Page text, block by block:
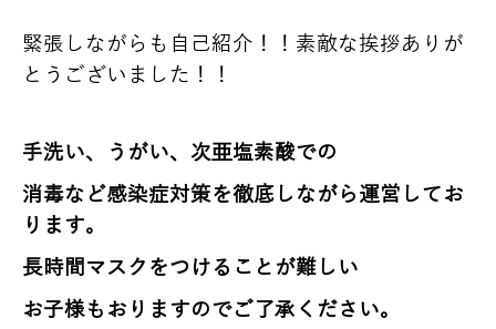
緊張しながらも自己紹介！！素敵な挨拶ありが
とうございました！！
手洗い、うがい、次亜塩素酸での
消毒など感染症対策を徹底しながら運営してお
ります。
長時間マスクをつけることが難しい
お子様もおりますのでご了承ください。